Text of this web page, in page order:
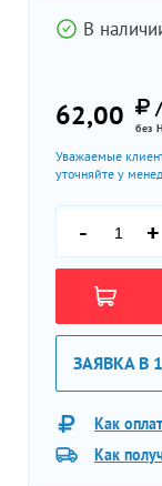
В
62,00 без
Уважаемые
уточняйте у
- +
ЗАЯВКА В
Как
Как